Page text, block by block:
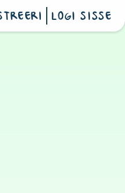
LOGI SISSE